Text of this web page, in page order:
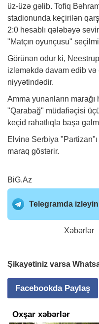
üz-üzə gəlib. Tofiq
stadionunda keçirilən
2:0 hesablı qələbəyə
"Matçın oyunçusu"
Görünən odur ki,
izləməkdə davam edib və
niyyətindədir.
Amma yunanların
"Qarabağ" müdafiəçisi
keçid rahatlıqla başa
Elvinə Serbiya
maraq göstərir.
BiG.Az
Telegramda izləyin
Xəbərlər
Şikayətiniz varsa
Facebookda Paylaş
Oxşar xəbərlər